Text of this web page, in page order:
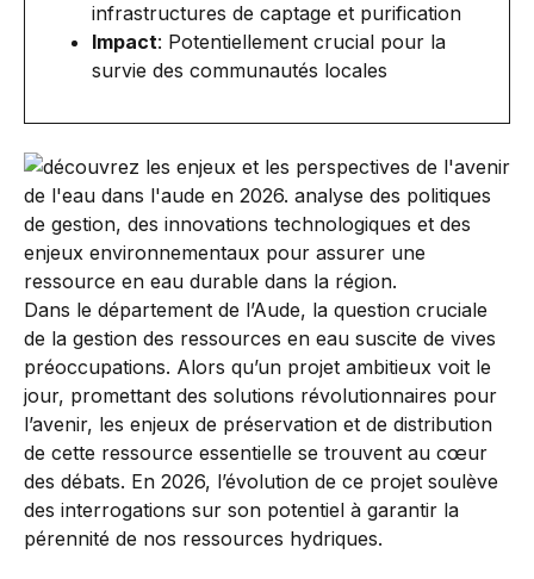
infrastructures de captage et purification
Impact: Potentiellement crucial pour la
survie des communautés locales
Dans le département de l’Aude, la question cruciale
de la gestion des ressources en eau suscite de vives
préoccupations. Alors qu’un projet ambitieux voit le
jour, promettant des solutions révolutionnaires pour
l’avenir, les enjeux de préservation et de distribution
de cette ressource essentielle se trouvent au cœur
des débats. En 2026, l’évolution de ce projet soulève
des interrogations sur son potentiel à garantir la
pérennité de nos ressources hydriques.